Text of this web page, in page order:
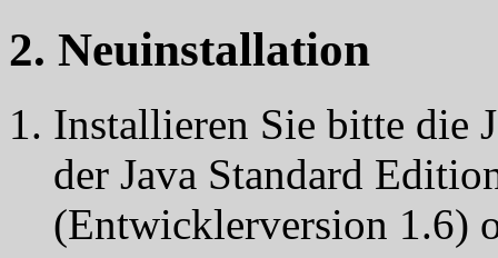
2. Neuinstallation
Installieren Sie bitte die
der Java Standard
(Entwicklerversion 1.6)